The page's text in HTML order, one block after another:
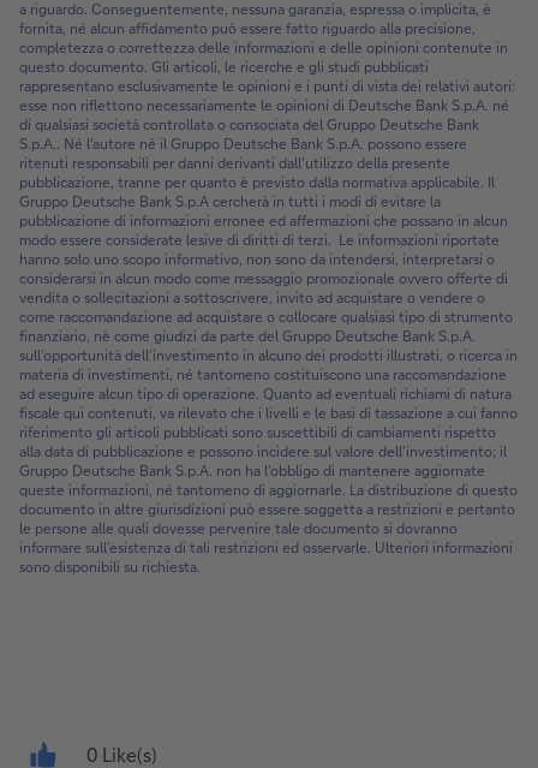
a riguardo. Conseguentemente, nessuna garanzia, espressa o implicita, è
fornita, né alcun affidamento può essere fatto riguardo alla precisione,
completezza o correttezza delle informazioni e delle opinioni contenute in
questo documento. Gli articoli, le ricerche e gli studi pubblicati
rappresentano esclusivamente le opinioni e i punti di vista dei relativi autori:
esse non riflettono necessariamente le opinioni di Deutsche Bank S.p.A. né
di qualsiasi società controllata o consociata del Gruppo Deutsche Bank
S.p.A.. Né l’autore né il Gruppo Deutsche Bank S.p.A. possono essere
ritenuti responsabili per danni derivanti dall’utilizzo della presente
pubblicazione, tranne per quanto è previsto dalla normativa applicabile. Il
Gruppo Deutsche Bank S.p.A cercherà in tutti i modi di evitare la
pubblicazione di informazioni erronee ed affermazioni che possano in alcun
modo essere considerate lesive di diritti di terzi. Le informazioni riportate
hanno solo uno scopo informativo, non sono da intendersi, interpretarsi o
considerarsi in alcun modo come messaggio promozionale ovvero offerte di
vendita o sollecitazioni a sottoscrivere, invito ad acquistare o vendere o
come raccomandazione ad acquistare o collocare qualsiasi tipo di strumento
finanziario, nè come giudizi da parte del Gruppo Deutsche Bank S.p.A.
sull’opportunità dell’investimento in alcuno dei prodotti illustrati, o ricerca in
materia di investimenti, né tantomeno costituiscono una raccomandazione
ad eseguire alcun tipo di operazione. Quanto ad eventuali richiami di natura
fiscale qui contenuti, va rilevato che i livelli e le basi di tassazione a cui fanno
riferimento gli articoli pubblicati sono suscettibili di cambiamenti rispetto
alla data di pubblicazione e possono incidere sul valore dell’investimento; il
Gruppo Deutsche Bank S.p.A. non ha l'obbligo di mantenere aggiornate
queste informazioni, né tantomeno di aggiornarle. La distribuzione di questo
documento in altre giurisdizioni può essere soggetta a restrizioni e pertanto
le persone alle quali dovesse pervenire tale documento si dovranno
informare sull’esistenza di tali restrizioni ed osservarle. Ulteriori informazioni
sono disponibili su richiesta.
0 Like(s)